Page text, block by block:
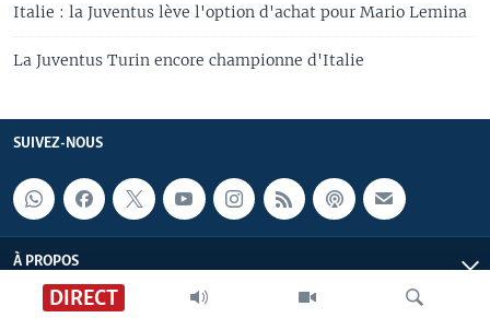
DIRECT
Italie : la Juventus lève l'option d'achat pour Mario Lemina
La Juventus Turin encore championne d'Italie
SUIVEZ-NOUS
À PROPOS